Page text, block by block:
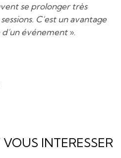
se prolonger très
C’est un avantage
événement».
INTERESSER